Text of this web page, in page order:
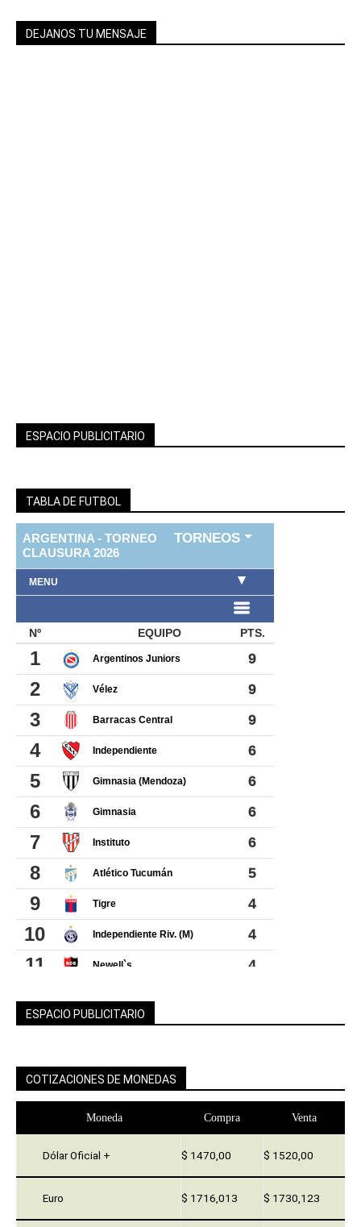
DEJANOS TU MENSAJE
ESPACIO PUBLICITARIO
TABLA DE FUTBOL
ESPACIO PUBLICITARIO
COTIZACIONES DE MONEDAS
Moneda Compra Venta
Dólar Oficial + $ 1470,00 $ 1520,00
Euro $ 1716,013 $ 1730,123